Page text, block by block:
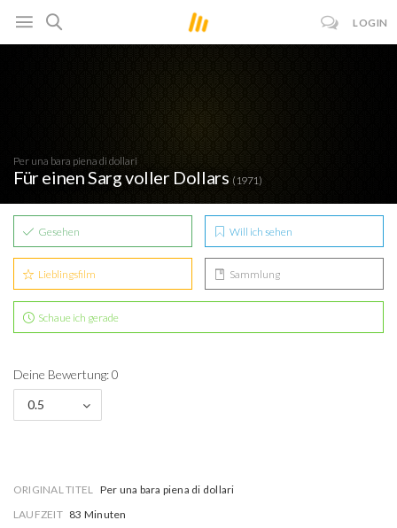
LOGIN
Per una bara piena di dollari
Für einen Sarg voller Dollars (1971)
Gesehen Will ich sehen
Lieblingsfilm Sammlung
Schaue ich gerade
Deine Bewertung: 0
0.5
ORIGINAL TITEL Per una bara piena di dollari
LAUFZEIT 83 Minuten